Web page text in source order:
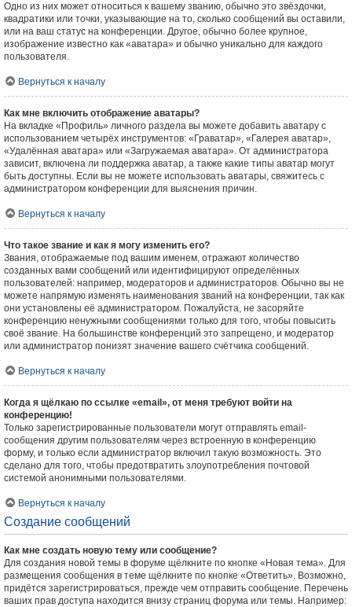
Одно из них может относиться к вашему званию, обычно это звёздочки,
квадратики или точки, указывающие на то, сколько сообщений вы оставили,
или на ваш статус на конференции. Другое, обычно более крупное,
изображение известно как «аватара» и обычно уникально для каждого
пользователя.
Вернуться к началу
Как мне включить отображение аватары?
На вкладке «Профиль» личного раздела вы можете добавить аватару с
использованием четырёх инструментов: «Граватар», «Галерея аватар»,
«Удалённая аватара» или «Загружаемая аватара». От администратора
зависит, включена ли поддержка аватар, а также какие типы аватар могут
быть доступны. Если вы не можете использовать аватары, свяжитесь с
администратором конференции для выяснения причин.
Вернуться к началу
Что такое звание и как я могу изменить его?
Звания, отображаемые под вашим именем, отражают количество
созданных вами сообщений или идентифицируют определённых
пользователей: например, модераторов и администраторов. Обычно вы не
можете напрямую изменять наименования званий на конференции, так как
они установлены её администратором. Пожалуйста, не засоряйте
конференцию ненужными сообщениями только для того, чтобы повысить
своё звание. На большинстве конференций это запрещено, и модератор
или администратор понизят значение вашего счётчика сообщений.
Вернуться к началу
Когда я щёлкаю по ссылке «email», от меня требуют войти на
конференцию!
Только зарегистрированные пользователи могут отправлять email-
сообщения другим пользователям через встроенную в конференцию
форму, и только если администратор включил такую возможность. Это
сделано для того, чтобы предотвратить злоупотребления почтовой
системой анонимными пользователями.
Вернуться к началу
Создание сообщений
Как мне создать новую тему или сообщение?
Для создания новой темы в форуме щёлкните по кнопке «Новая тема». Для
размещения сообщения в теме щёлкните по кнопке «Ответить». Возможно,
придётся зарегистрироваться, прежде чем отправить сообщение. Перечень
ваших прав доступа находится внизу страниц форума или темы. Например: